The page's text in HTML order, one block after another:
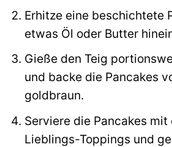
Erhitze eine beschichtete
etwas Öl oder Butter
Gieße den Teig
und backe die Pancakes
goldbraun.
Serviere die Pancakes mit
Lieblings-Toppings und